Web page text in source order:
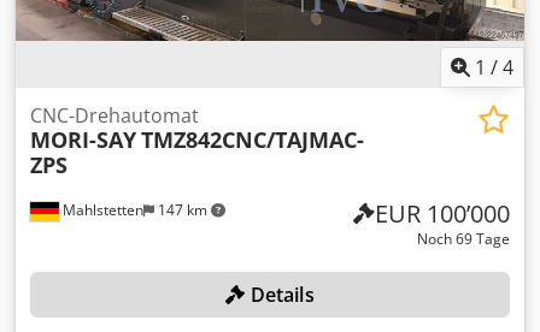
1 /4
Mahlstetten 147 km
CNC-Drehautomat
MORI-SAYTMZ842CNC/TAJMAC-
ZPS
EUR 100’000
Noch 69 Tage
Details